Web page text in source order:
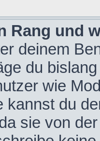
Rang und
deinem
du
wie
kannst du
sie von